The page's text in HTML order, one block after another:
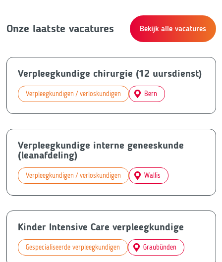
Onze laatste vacatures Bekijk alle vacatures
Verpleegkundige chirurgie (12 uursdienst)
Verpleegkundigen / verloskundigen Bern
Verpleegkundige interne geneeskunde
(leanafdeling)
Verpleegkundigen / verloskundigen Wallis
Kinder Intensive Care verpleegkundige
Gespecialiseerde verpleegkundigen Graubünden